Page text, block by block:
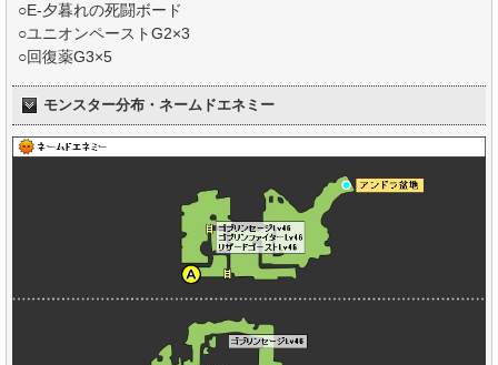
○E-夕暮れの死闘ボード
○ユニオンペーストG2×3
○回復薬G3×5
モンスター分布・ネームドエネミー